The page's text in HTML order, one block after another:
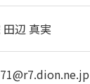
田辺 真実